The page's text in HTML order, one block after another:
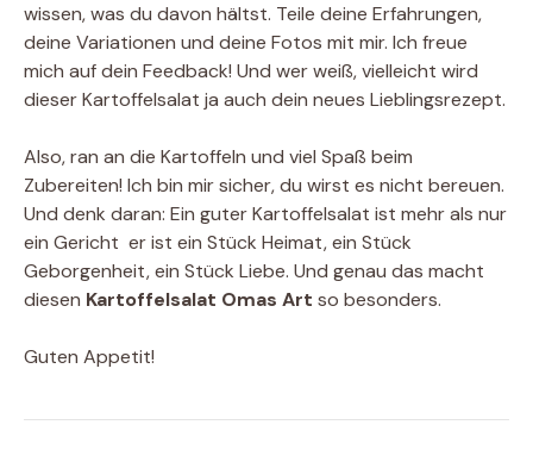
wissen, was du davon hältst. Teile deine Erfahrungen,
deine Variationen und deine Fotos mit mir. Ich freue
mich auf dein Feedback! Und wer weiß, vielleicht wird
dieser Kartoffelsalat ja auch dein neues Lieblingsrezept.
Also, ran an die Kartoffeln und viel Spaß beim
Zubereiten! Ich bin mir sicher, du wirst es nicht bereuen.
Und denk daran: Ein guter Kartoffelsalat ist mehr als nur
ein Gericht  er ist ein Stück Heimat, ein Stück
Geborgenheit, ein Stück Liebe. Und genau das macht
diesen Kartoffelsalat Omas Art so besonders.
Guten Appetit!